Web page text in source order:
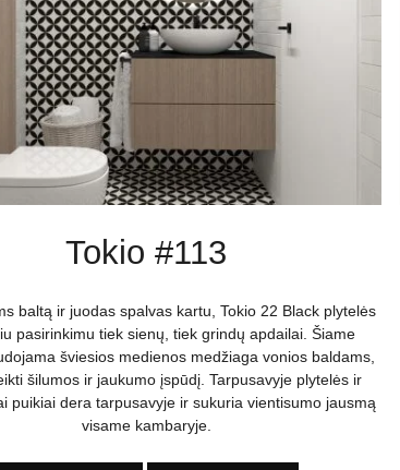
Tokio #113
baltą ir juodas spalvas kartu, Tokio 22 Black plytelės
pasirinkimu tiek sienų, tiek grindų apdailai. Šiame
šviesios medienos medžiaga vonios baldams,
šilumos ir jaukumo įspūdį. Tarpusavyje plytelės ir
puikiai dera tarpusavyje ir sukuria vientisumo jausmą
visame kambaryje.